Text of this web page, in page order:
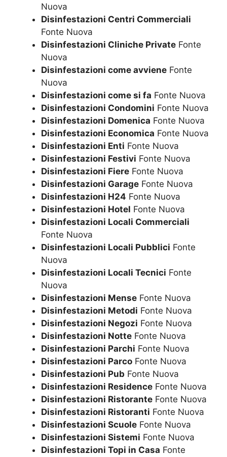
Nuova
Disinfestazioni Centri Commerciali
Fonte Nuova
Disinfestazioni Cliniche Private Fonte
Nuova
Disinfestazioni come avviene Fonte
Nuova
Disinfestazioni come si fa Fonte Nuova
Disinfestazioni Condomini Fonte Nuova
Disinfestazioni Domenica Fonte Nuova
Disinfestazioni Economica Fonte Nuova
Disinfestazioni Enti Fonte Nuova
Disinfestazioni Festivi Fonte Nuova
Disinfestazioni Fiere Fonte Nuova
Disinfestazioni Garage Fonte Nuova
Disinfestazioni H24 Fonte Nuova
Disinfestazioni Hotel Fonte Nuova
Disinfestazioni Locali Commerciali
Fonte Nuova
Disinfestazioni Locali Pubblici Fonte
Nuova
Disinfestazioni Locali Tecnici Fonte
Nuova
Disinfestazioni Mense Fonte Nuova
Disinfestazioni Metodi Fonte Nuova
Disinfestazioni Negozi Fonte Nuova
Disinfestazioni Notte Fonte Nuova
Disinfestazioni Parchi Fonte Nuova
Disinfestazioni Parco Fonte Nuova
Disinfestazioni Pub Fonte Nuova
Disinfestazioni Residence Fonte Nuova
Disinfestazioni Ristorante Fonte Nuova
Disinfestazioni Ristoranti Fonte Nuova
Disinfestazioni Scuole Fonte Nuova
Disinfestazioni Sistemi Fonte Nuova
Disinfestazioni Topi in Casa Fonte